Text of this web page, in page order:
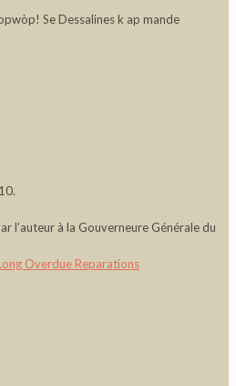
Se Dessalines k ap mande
l’auteur à la Gouverneure Générale du
Overdue Reparations